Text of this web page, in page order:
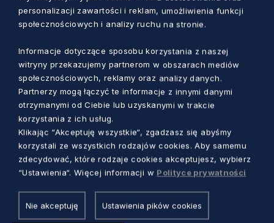
KULTURA
Gdański Żuraw ponownie otwiera się dla
zwiedzających! Zobacz, jak „historia
kołem się toczy”
Marcin Szumny
personalizacji zawartości i reklam, umożliwienia funkcji
społecznościowych i analizy ruchu na stronie.
Informacje dotyczące sposobu korzystania z naszej
witryny przekazujemy partnerom w obszarach mediów
społecznościowych, reklamy oraz analizy danych.
Partnerzy mogą łączyć te informacje z innymi danymi
otrzymanymi od Ciebie lub uzyskanymi w trakcie
korzystania z ich usług.
Klikając “Akceptuję wszystkie“, zgadzasz się abyśmy
korzystali ze wszystkich rodzajów cookies. Aby samemu
zdecydować, które rodzaje cookies akceptujesz, wybierz
“Ustawienia“. Więcej informacji w Polityce prywatności
Nie akceptuję Ustawienia pików cookies